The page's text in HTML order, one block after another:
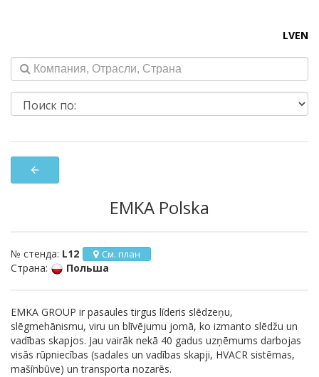
LVEN
arrow_back
EMKA Polska
№ стенда: L12 См. план
Страна: Польша
EMKA GROUP ir pasaules tirgus līderis slēdzeņu,
slēgmehānismu, viru un blīvējumu jomā, ko izmanto slēdžu un
vadības skapjos. Jau vairāk nekā 40 gadus uzņēmums darbojas
visās rūpniecības (sadales un vadības skapji, HVACR sistēmas,
mašīnbūve) un transporta nozarēs.